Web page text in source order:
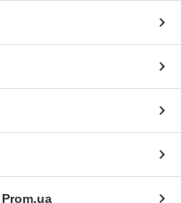
Prom.ua